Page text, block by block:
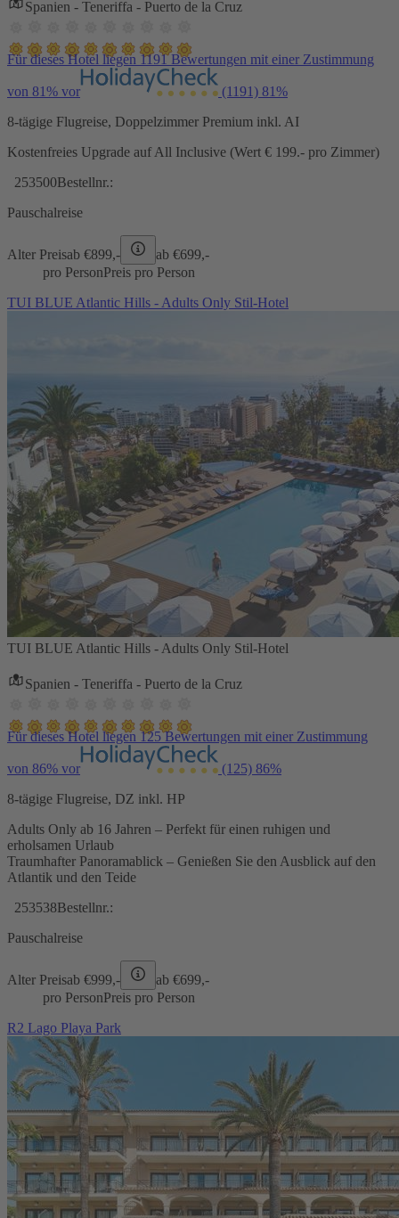
Spanien - Teneriffa - Puerto de la Cruz
Für dieses Hotel liegen 1191 Bewertungen mit einer Zustimmung
von 81% vor (1191) 81%
8-tägige Flugreise, Doppelzimmer Premium inkl. AI
Kostenfreies Upgrade auf All Inclusive (Wert € 199.- pro Zimmer)
253500Bestellnr.:
Pauschalreise
Alter Preisab €899,- ab €699,-
pro PersonPreis pro Person
TUI BLUE Atlantic Hills - Adults Only Stil-Hotel
TUI BLUE Atlantic Hills - Adults Only Stil-Hotel
Spanien - Teneriffa - Puerto de la Cruz
Für dieses Hotel liegen 125 Bewertungen mit einer Zustimmung
von 86% vor (125) 86%
8-tägige Flugreise, DZ inkl. HP
Adults Only ab 16 Jahren – Perfekt für einen ruhigen und
erholsamen Urlaub
Traumhafter Panoramablick – Genießen Sie den Ausblick auf den
Atlantik und den Teide
253538Bestellnr.:
Pauschalreise
Alter Preisab €999,- ab €699,-
pro PersonPreis pro Person
R2 Lago Playa Park